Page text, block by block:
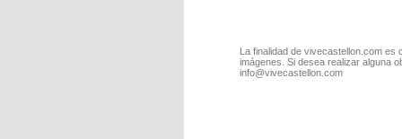
La finalidad de vivecastellon.com
imágenes. Si desea realizar alguna
info@vivecastellon.com